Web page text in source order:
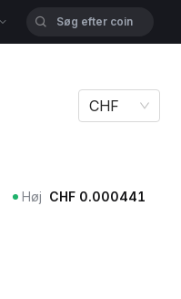
CHF
Høj CHF 0.000441